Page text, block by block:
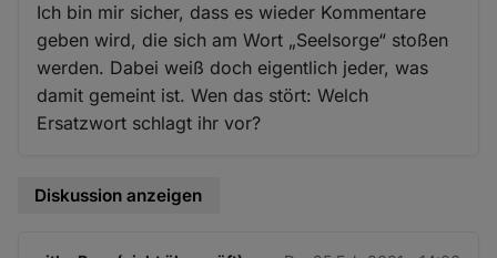
Ich bin mir sicher, dass es wieder Kommentare
geben wird, die sich am Wort „Seelsorge“ stoßen
werden. Dabei weiß doch eigentlich jeder, was
damit gemeint ist. Wen das stört: Welch
Ersatzwort schlagt ihr vor?
Diskussion anzeigen